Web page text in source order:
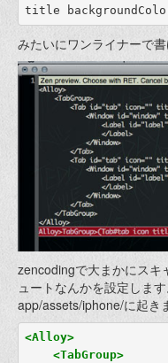
title
みたいにワンライナーで
zencodingで大まかにスキ
ュートなんかを設定しま
app/assets/iphone/に起き
<Alloy>
<TabGroup>